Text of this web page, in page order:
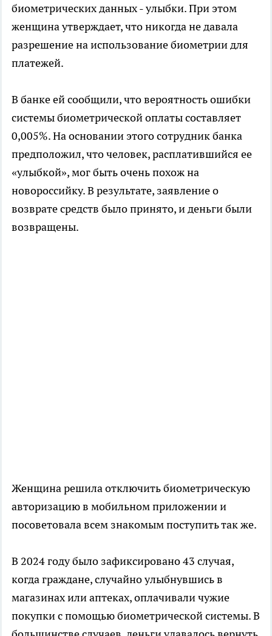
биометрических данных - улыбки. При этом
женщина утверждает, что никогда не давала
разрешение на использование биометрии для
платежей.
В банке ей сообщили, что вероятность ошибки
системы биометрической оплаты составляет
0,005%. На основании этого сотрудник банка
предположил, что человек, расплатившийся ее
«улыбкой», мог быть очень похож на
новороссийку. В результате, заявление о
возврате средств было принято, и деньги были
возвращены.
Женщина решила отключить биометрическую
авторизацию в мобильном приложении и
посоветовала всем знакомым поступить так же.
В 2024 году было зафиксировано 43 случая,
когда граждане, случайно улыбнувшись в
магазинах или аптеках, оплачивали чужие
покупки с помощью биометрической системы. В